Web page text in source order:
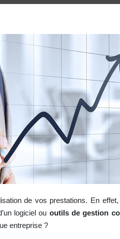
de vos prestations. En
logiciel ou outils de gestion
entreprise ?